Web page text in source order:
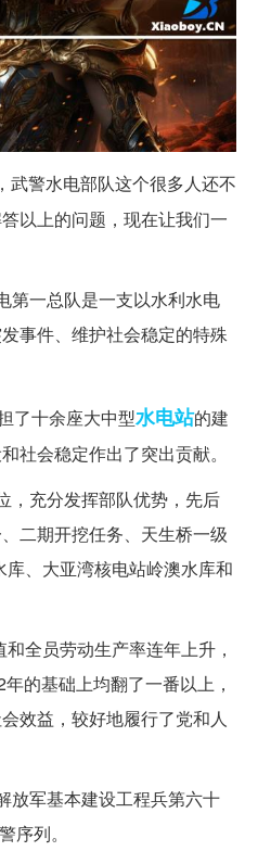
武警水电部队这个很多人还不
以上的问题，现在让我们一
第一总队是一支以水利水电
事件、维护社会稳定的特殊
了十余座大中型水电站的建
社会稳定作出了突出贡献。
，充分发挥部队优势，先后
二期开挖任务、天生桥一级
、大亚湾核电站岭澳水库和
全员劳动生产率连年上升，
的基础上均翻了一番以上，
效益，较好地履行了党和人
放军基本建设工程兵第六十
序列。